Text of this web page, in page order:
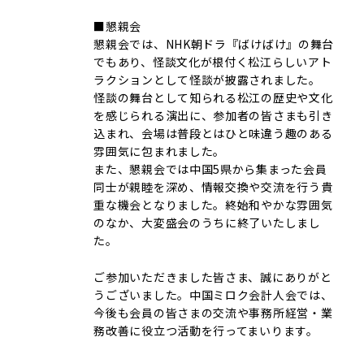
■懇親会
懇親会では、NHK朝ドラ『ばけばけ』の舞台
でもあり、怪談文化が根付く松江らしいアト
ラクションとして怪談が披露されました。
怪談の舞台として知られる松江の歴史や文化
を感じられる演出に、参加者の皆さまも引き
込まれ、会場は普段とはひと味違う趣のある
雰囲気に包まれました。
また、懇親会では中国5県から集まった会員
同士が親睦を深め、情報交換や交流を行う貴
重な機会となりました。終始和やかな雰囲気
のなか、大変盛会のうちに終了いたしまし
た。
ご参加いただきました皆さま、誠にありがと
うございました。中国ミロク会計人会では、
今後も会員の皆さまの交流や事務所経営・業
務改善に役立つ活動を行ってまいります。